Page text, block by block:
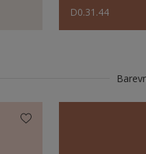
D0.31.44